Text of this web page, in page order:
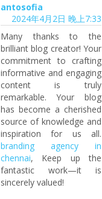
antosofia
2024年4月2日 晚上7:33
Many thanks to the
brilliant blog creator! Your
commitment to crafting
informative and engaging
content is truly
remarkable. Your blog
has become a cherished
source of knowledge and
inspiration for us all.
branding agency in
chennai, Keep up the
fantastic work—it is
sincerely valued!